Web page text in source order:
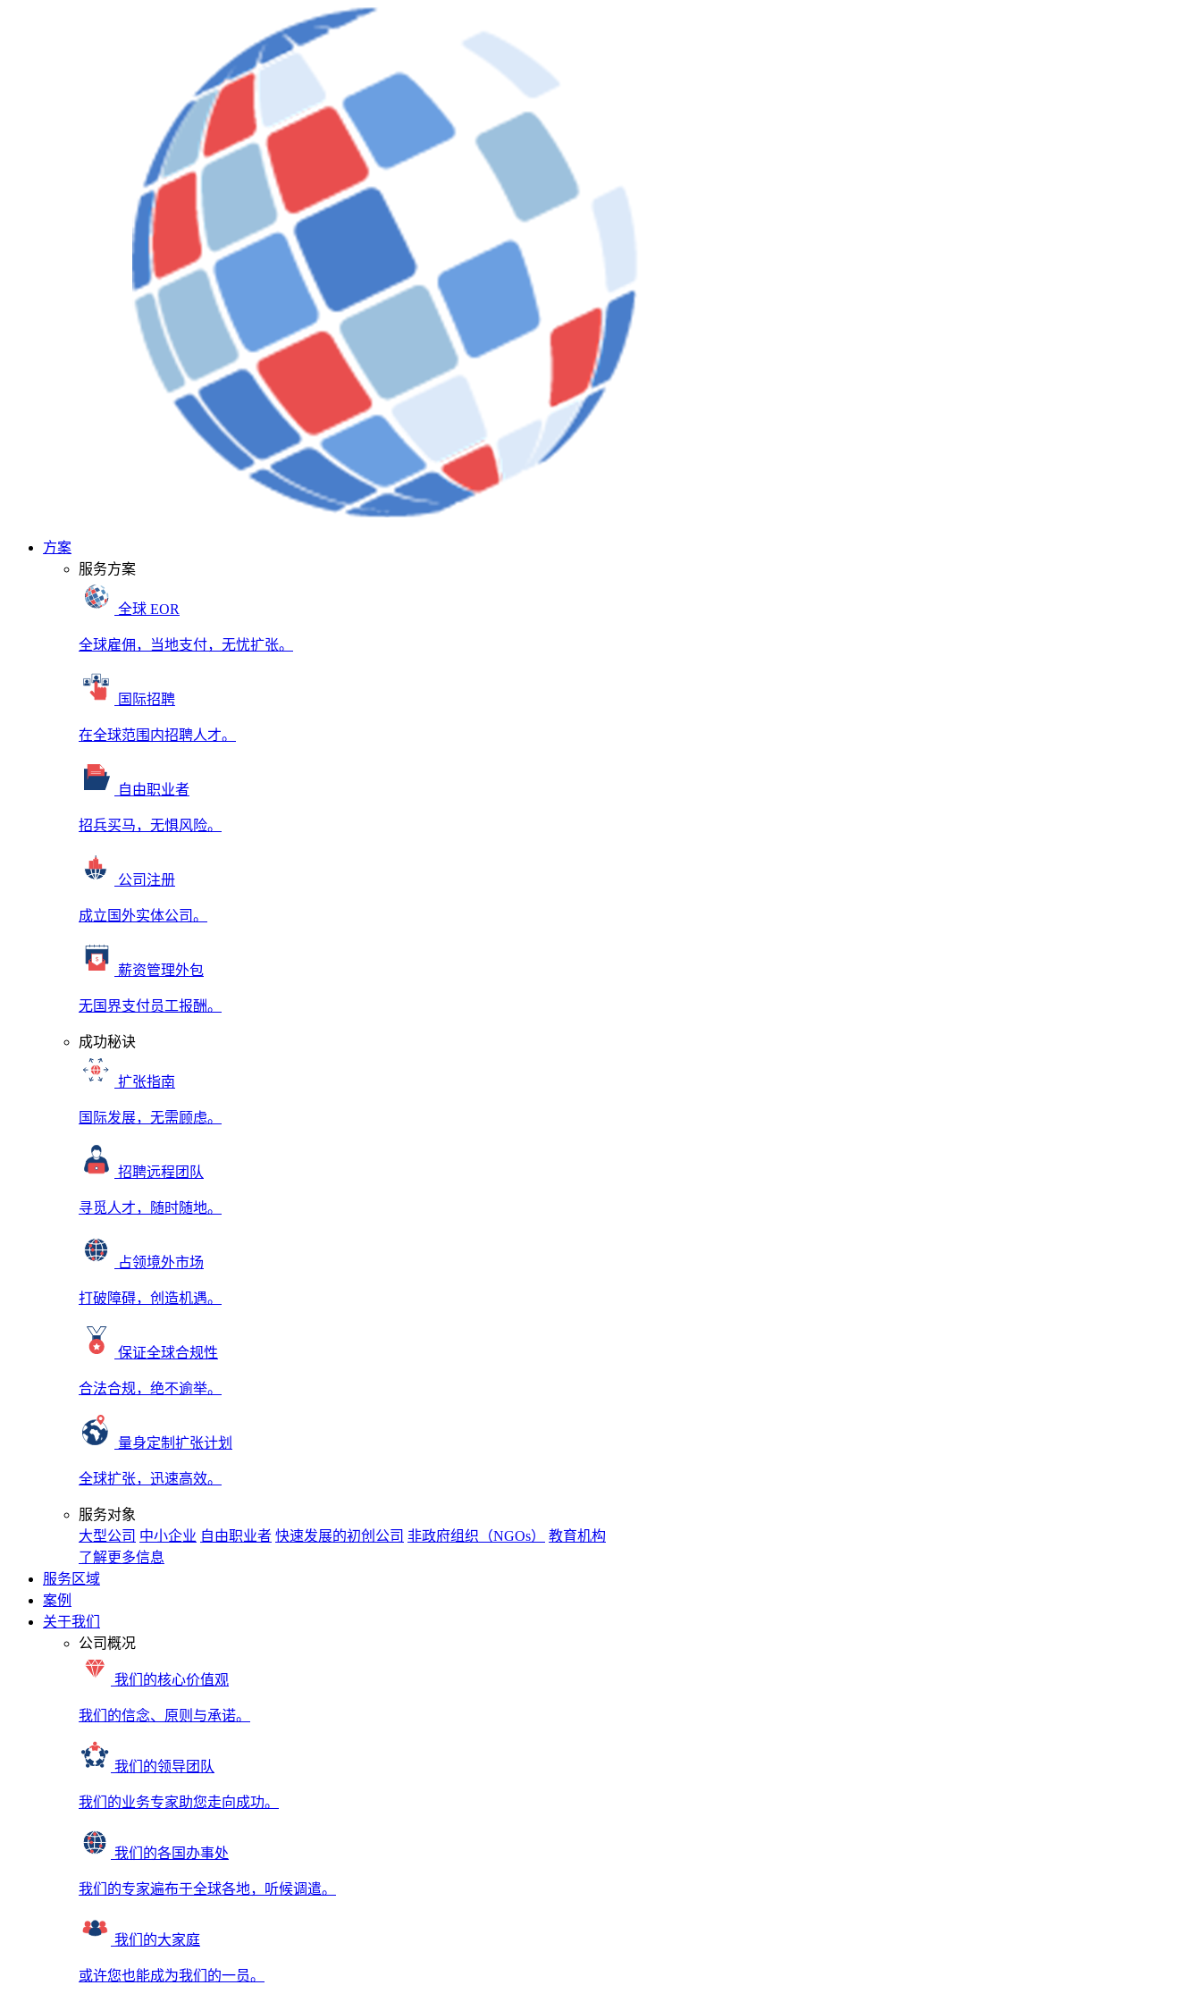
方案
服务方案
全球 EOR
全球雇佣，当地支付，无忧扩张。
国际招聘
在全球范围内招聘人才。
自由职业者
招兵买马，无惧风险。
公司注册
成立国外实体公司。
薪资管理外包
无国界支付员工报酬。
成功秘诀
扩张指南
国际发展，无需顾虑。
招聘远程团队
寻觅人才，随时随地。
占领境外市场
打破障碍，创造机遇。
保证全球合规性
合法合规，绝不逾举。
量身定制扩张计划
全球扩张，迅速高效。
服务对象
大型公司 中小企业 自由职业者 快速发展的初创公司 非政府组织（NGOs）
教育机构
了解更多信息
服务区域
案例
关于我们
公司概况
我们的核心价值观
我们的信念、原则与承诺。
我们的领导团队
我们的业务专家助您走向成功。
我们的各国办事处
我们的专家遍布于全球各地，听候调遣。
我们的大家庭
或许您也能成为我们的一员。